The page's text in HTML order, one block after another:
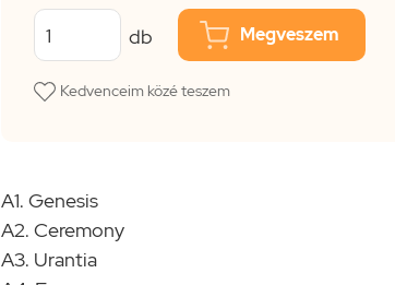
db Megveszem
Kedvenceim közé teszem
A1. Genesis
A2. Ceremony
A3. Urantia